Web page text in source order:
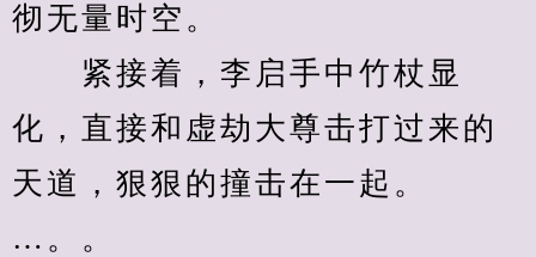
彻无量时空。
紧接着，李启手中竹杖显
化，直接和虚劫大尊击打过来的
天道，狠狠的撞击在一起。
…。。